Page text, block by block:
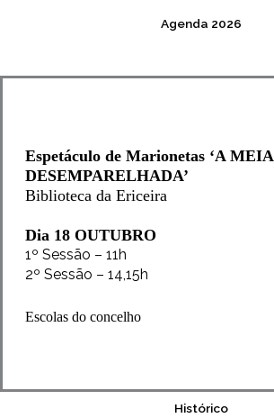
Agenda 2026
Espetáculo de Marionetas ‘A MEIA
DESEMPARELHADA’
Biblioteca da Ericeira
Dia 18 OUTUBRO
1º Sessão – 11h
2º Sessão – 14,15h
Escolas do concelho
Histórico